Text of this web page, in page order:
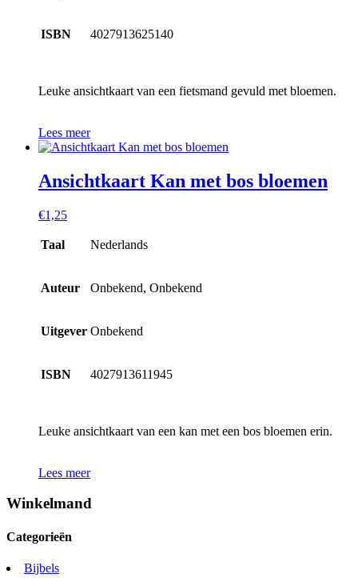
ISBN 4027913625140
Leuke ansichtkaart van een fietsmand gevuld met bloemen.
Lees meer
Ansichtkaart Kan met bos bloemen
€1,25
Taal Nederlands
Auteur Onbekend, Onbekend
Uitgever Onbekend
ISBN 4027913611945
Leuke ansichtkaart van een kan met een bos bloemen erin.
Lees meer
Winkelmand
Categorieën
Bijbels